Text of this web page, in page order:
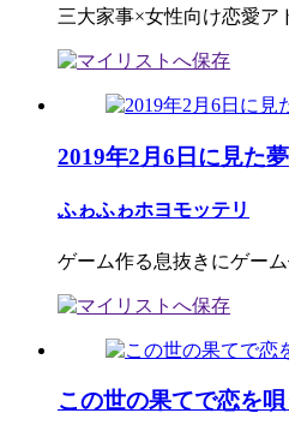
三大家事×女性向け恋愛ア
2019年2月6日に見た夢
ふゎふゎホヨモッテリ
ゲーム作る息抜きにゲー
この世の果てで恋を